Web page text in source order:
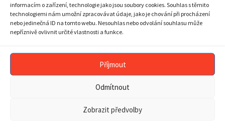
informacím o zařízení, technologie jako jsou soubory cookies. Souhlas s těmito
technologiemi nám umožní zpracovávat údaje, jako je chování při procházení
nebo jedinečná ID na tomto webu. Nesouhlas nebo odvolání souhlasu může
nepříznivě ovlivnit určité vlastnosti a funkce.
Příjmout
Odmítnout
Zobrazit předvolby
PLÁN AKCÍ
MOBILNÍ ROZHLAS